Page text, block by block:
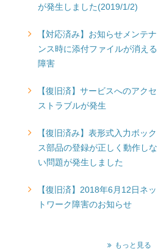
が発生しました(2019/1/2)
【対応済み】お知らせメンテナ
ンス時に添付ファイルが消える
障害
【復旧済】サービスへのアクセ
ストラブルが発生
【復旧済み】表形式入力ボック
ス部品の登録が正しく動作しな
い問題が発生しました
【復旧済】2018年6月12日ネッ
トワーク障害のお知らせ
もっと見る